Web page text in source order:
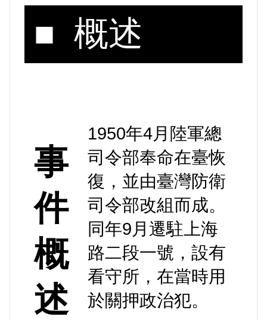
■ 概述
事
件
概
述
1950年4月陸軍總
司令部奉命在臺恢
復，並由臺灣防衛
司令部改組而成。
同年9月遷駐上海
路二段一號，設有
看守所，在當時用
於關押政治犯。